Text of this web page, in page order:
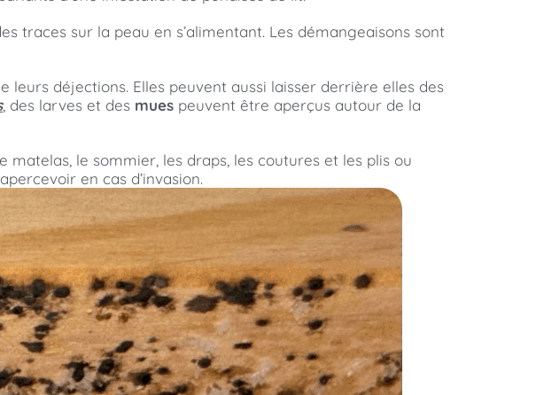
traces sur la peau en s’alimentant. Les démangeaisons sont
leurs déjections. Elles peuvent aussi laisser derrière elles des
, des larves et des mues peuvent être aperçus autour de la
le sommier, les draps, les coutures et les plis ou
en cas d’invasion.